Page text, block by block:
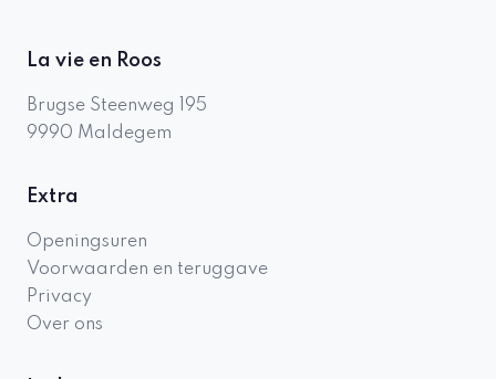
La vie en Roos
Brugse Steenweg 195
9990 Maldegem
Extra
Openingsuren
Voorwaarden en teruggave
Privacy
Over ons